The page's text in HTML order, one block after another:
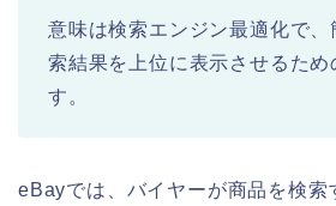
意味は検索エンジン最適化で、
索結果を上位に表示させるため
す。
eBayでは、バイヤーが商品を検索